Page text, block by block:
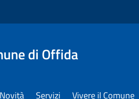
di Offida
Novità Servizi Vivere il Comune